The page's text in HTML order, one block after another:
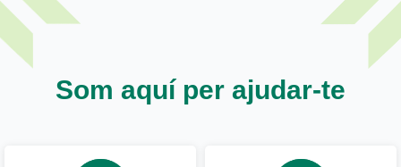
Som aquí per ajudar-te